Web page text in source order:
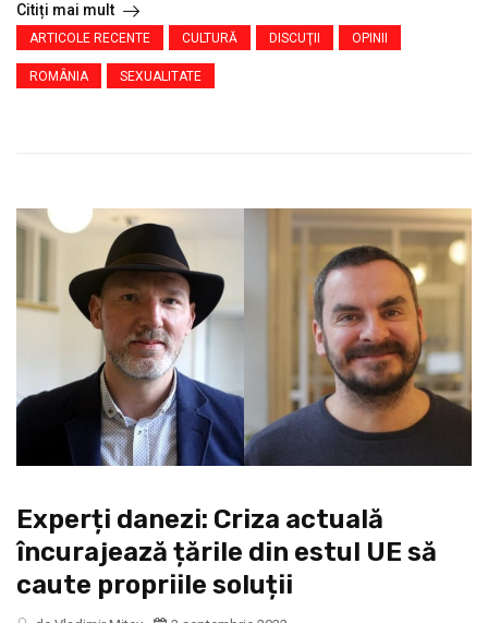
Citiți mai mult
ARTICOLE RECENTE CULTURĂ DISCUŢII OPINII
ROMÂNIA SEXUALITATE
Experți danezi: Criza actuală
încurajează țările din estul UE să
caute propriile soluții